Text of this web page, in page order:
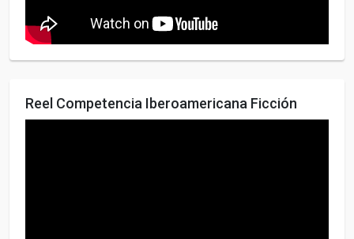
Reel Competencia Iberoamericana Ficción